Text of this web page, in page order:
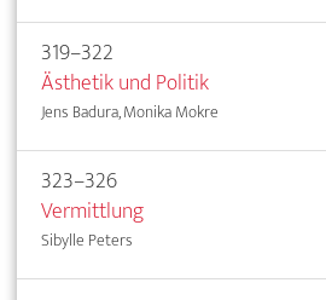
319–322
Ästhetik und Politik
Jens Badura, Monika Mokre
323–326
Vermittlung
Sibylle Peters